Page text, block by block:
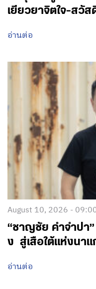
เยียวยาจิตใจ-สวัส
อ่านต่อ
August 10, 2026 -
“ชาญชัย คำจำปา
ง สู่เสือใต้แห่งนาแ
อ่านต่อ